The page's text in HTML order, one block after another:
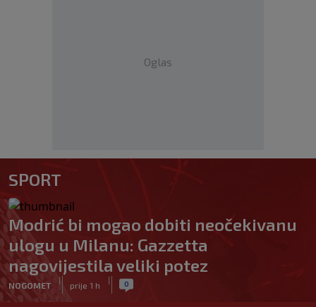
Oglas
SPORT
Modrić bi mogao dobiti neočekivanu
ulogu u Milanu: Gazzetta
nagovijestila veliki potez
NOGOMET
|
prije 1 h
| 0